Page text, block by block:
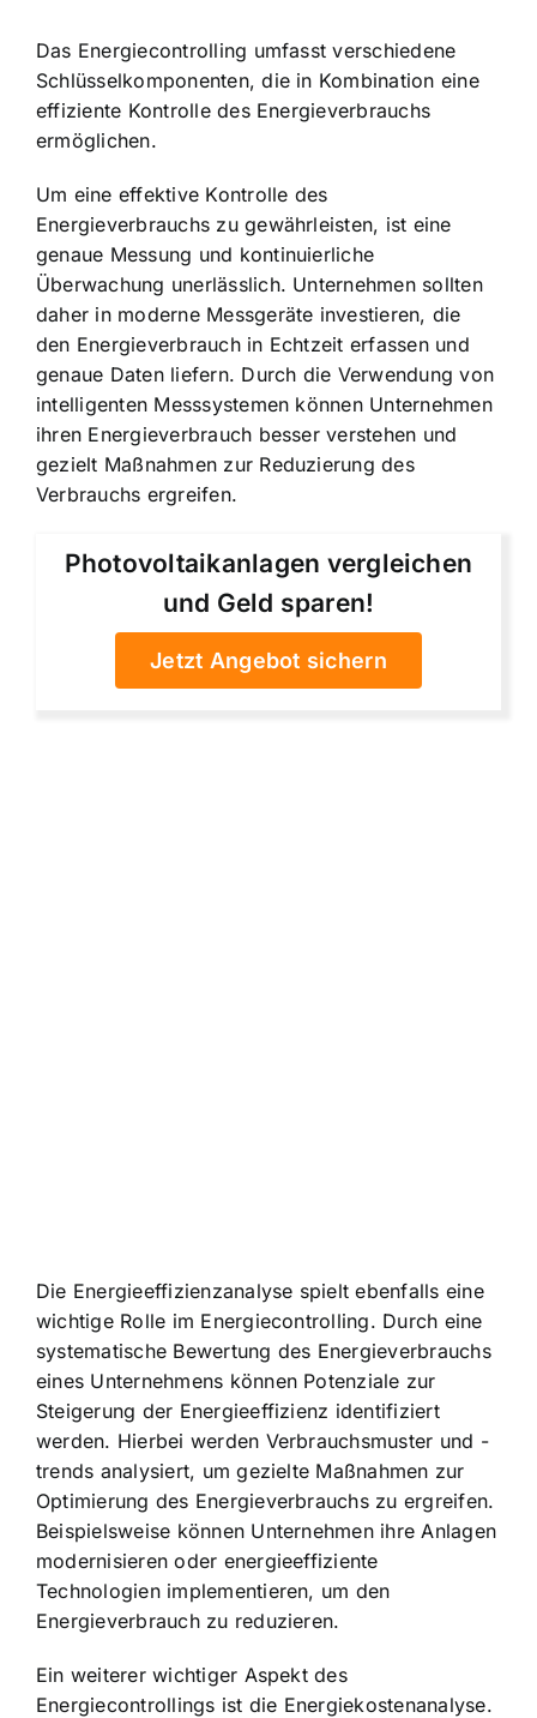
Das Energiecontrolling umfasst verschiedene
Schlüsselkomponenten, die in Kombination eine
effiziente Kontrolle des Energieverbrauchs
ermöglichen.
Um eine effektive Kontrolle des
Energieverbrauchs zu gewährleisten, ist eine
genaue Messung und kontinuierliche
Überwachung unerlässlich. Unternehmen sollten
daher in moderne Messgeräte investieren, die
den Energieverbrauch in Echtzeit erfassen und
genaue Daten liefern. Durch die Verwendung von
intelligenten Messsystemen können Unternehmen
ihren Energieverbrauch besser verstehen und
gezielt Maßnahmen zur Reduzierung des
Verbrauchs ergreifen.
Photovoltaikanlagen vergleichen
und Geld sparen!
Jetzt Angebot sichern
Die Energieeffizienzanalyse spielt ebenfalls eine
wichtige Rolle im Energiecontrolling. Durch eine
systematische Bewertung des Energieverbrauchs
eines Unternehmens können Potenziale zur
Steigerung der Energieeffizienz identifiziert
werden. Hierbei werden Verbrauchsmuster und -
trends analysiert, um gezielte Maßnahmen zur
Optimierung des Energieverbrauchs zu ergreifen.
Beispielsweise können Unternehmen ihre Anlagen
modernisieren oder energieeffiziente
Technologien implementieren, um den
Energieverbrauch zu reduzieren.
Ein weiterer wichtiger Aspekt des
Energiecontrollings ist die Energiekostenanalyse.